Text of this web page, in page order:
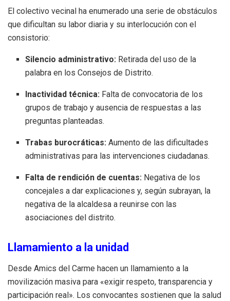
El colectivo vecinal ha enumerado una serie de obstáculos
que dificultan su labor diaria y su interlocución con el
consistorio:
Silencio administrativo: Retirada del uso de la
palabra en los Consejos de Distrito.
Inactividad técnica: Falta de convocatoria de los
grupos de trabajo y ausencia de respuestas a las
preguntas planteadas.
Trabas burocráticas: Aumento de las dificultades
administrativas para las intervenciones ciudadanas.
Falta de rendición de cuentas: Negativa de los
concejales a dar explicaciones y, según subrayan, la
negativa de la alcaldesa a reunirse con las
asociaciones del distrito.
Llamamiento a la unidad
Desde Amics del Carme hacen un llamamiento a la
movilización masiva para «exigir respeto, transparencia y
participación real». Los convocantes sostienen que la salud